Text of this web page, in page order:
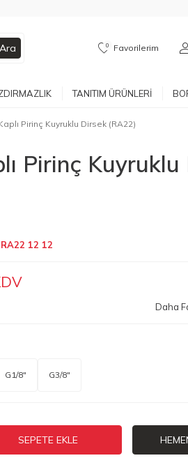
Ara 0 Favorilerim
TANITIM ÜRÜNLERI
Pirinç Kuyruklu Dirsek (RA22)
Pirinç Kuyruklu
12 12
Daha
G1/8" G3/8"
SEPETE EKLE